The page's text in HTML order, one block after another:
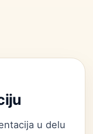
u delu